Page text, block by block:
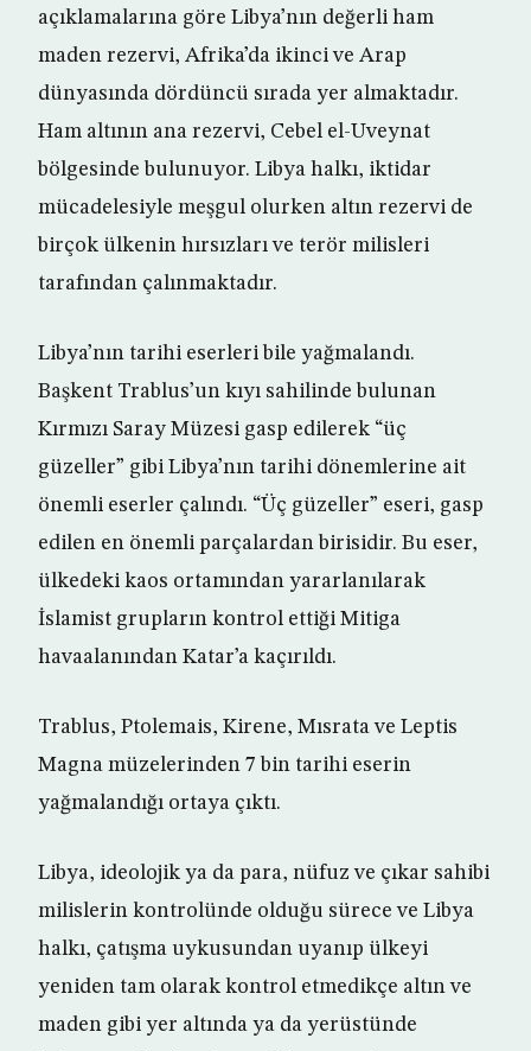
açıklamalarına göre Libya’nın değerli ham
maden rezervi, Afrika’da ikinci ve Arap
dünyasında dördüncü sırada yer almaktadır.
Ham altının ana rezervi, Cebel el-Uveynat
bölgesinde bulunuyor. Libya halkı, iktidar
mücadelesiyle meşgul olurken altın rezervi de
birçok ülkenin hırsızları ve terör milisleri
tarafından çalınmaktadır.
Libya’nın tarihi eserleri bile yağmalandı.
Başkent Trablus’un kıyı sahilinde bulunan
Kırmızı Saray Müzesi gasp edilerek “üç
güzeller” gibi Libya’nın tarihi dönemlerine ait
önemli eserler çalındı. “Üç güzeller” eseri, gasp
edilen en önemli parçalardan birisidir. Bu eser,
ülkedeki kaos ortamından yararlanılarak
İslamist grupların kontrol ettiği Mitiga
havaalanından Katar’a kaçırıldı.
Trablus, Ptolemais, Kirene, Mısrata ve Leptis
Magna müzelerinden 7 bin tarihi eserin
yağmalandığı ortaya çıktı.
Libya, ideolojik ya da para, nüfuz ve çıkar sahibi
milislerin kontrolünde olduğu sürece ve Libya
halkı, çatışma uykusundan uyanıp ülkeyi
yeniden tam olarak kontrol etmedikçe altın ve
maden gibi yer altında ya da yerüstünde